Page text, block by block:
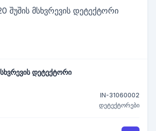
დეტექტორი
IN-31060002
დეტექტორები